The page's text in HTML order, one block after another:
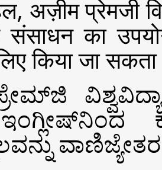
अज़ीम प्रेमजी
का
किया जा